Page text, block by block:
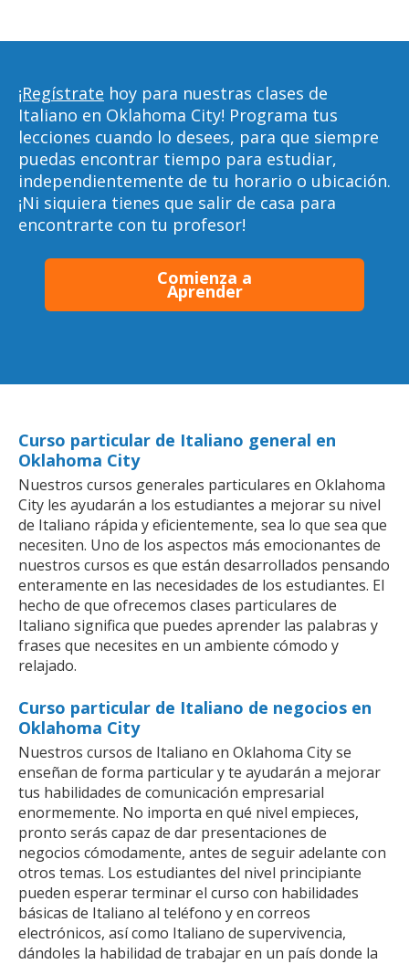
¡Regístrate hoy para nuestras clases de
Italiano en Oklahoma City! Programa tus
lecciones cuando lo desees, para que siempre
puedas encontrar tiempo para estudiar,
independientemente de tu horario o ubicación.
¡Ni siquiera tienes que salir de casa para
encontrarte con tu profesor!
Comienza a
Aprender
Curso particular de Italiano general en
Oklahoma City
Nuestros cursos generales particulares en Oklahoma
City les ayudarán a los estudiantes a mejorar su nivel
de Italiano rápida y eficientemente, sea lo que sea que
necesiten. Uno de los aspectos más emocionantes de
nuestros cursos es que están desarrollados pensando
enteramente en las necesidades de los estudiantes. El
hecho de que ofrecemos clases particulares de
Italiano significa que puedes aprender las palabras y
frases que necesites en un ambiente cómodo y
relajado.
Curso particular de Italiano de negocios en
Oklahoma City
Nuestros cursos de Italiano en Oklahoma City se
enseñan de forma particular y te ayudarán a mejorar
tus habilidades de comunicación empresarial
enormemente. No importa en qué nivel empieces,
pronto serás capaz de dar presentaciones de
negocios cómodamente, antes de seguir adelante con
otros temas. Los estudiantes del nivel principiante
pueden esperar terminar el curso con habilidades
básicas de Italiano al teléfono y en correos
electrónicos, así como Italiano de supervivencia,
dándoles la habilidad de trabajar en un país donde la